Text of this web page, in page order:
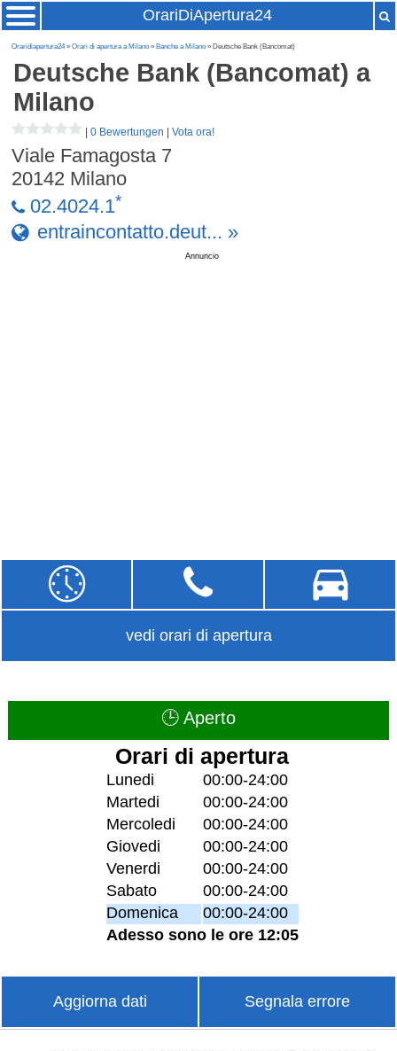
OrariDiApertura24
Oraridiapertura24»Orari di apertura a Milano » Banche a Milano » Deutsche Bank (Bancomat)
Deutsche Bank (Bancomat) a
Milano
|0 Bewertungen |Vota ora!
Viale Famagosta 7
20142 Milano
02.4024.1*
entraincontatto.deut... »
Annuncio
vedi orari di apertura
🕒 Aperto
Orari di apertura
Lunedi
00:00-24:00
Martedi
00:00-24:00
Mercoledi
00:00-24:00
Giovedi
00:00-24:00
Venerdi
00:00-24:00
Sabato
00:00-24:00
Domenica
00:00-24:00
Adesso sono le ore 12:05
Aggiorna dati Segnala errore